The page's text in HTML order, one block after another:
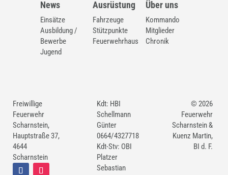
News
Einsätze
Ausbildung /
Bewerbe
Jugend
Ausrüstung
Fahrzeuge
Stützpunkte
Feuerwehrhaus
Über uns
Kommando
Mitglieder
Chronik
Freiwillige
Feuerwehr
Scharnstein,
Hauptstraße 37,
4644
Scharnstein
Kdt: HBI
Schellmann
Günter
0664/4327718
Kdt-Stv: OBI
Platzer
Sebastian
© 2026
Feuerwehr
Scharnstein &
Kuenz Martin,
BI d. F.